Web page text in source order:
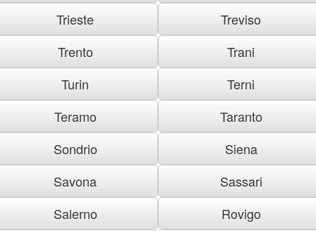
Trieste
Treviso
Trento
Trani
Turin
Terni
Teramo
Taranto
Sondrio
Siena
Savona
Sassari
Salerno
Rovigo